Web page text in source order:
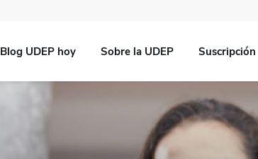
Blog UDEP hoy Sobre la UDEP Suscripción